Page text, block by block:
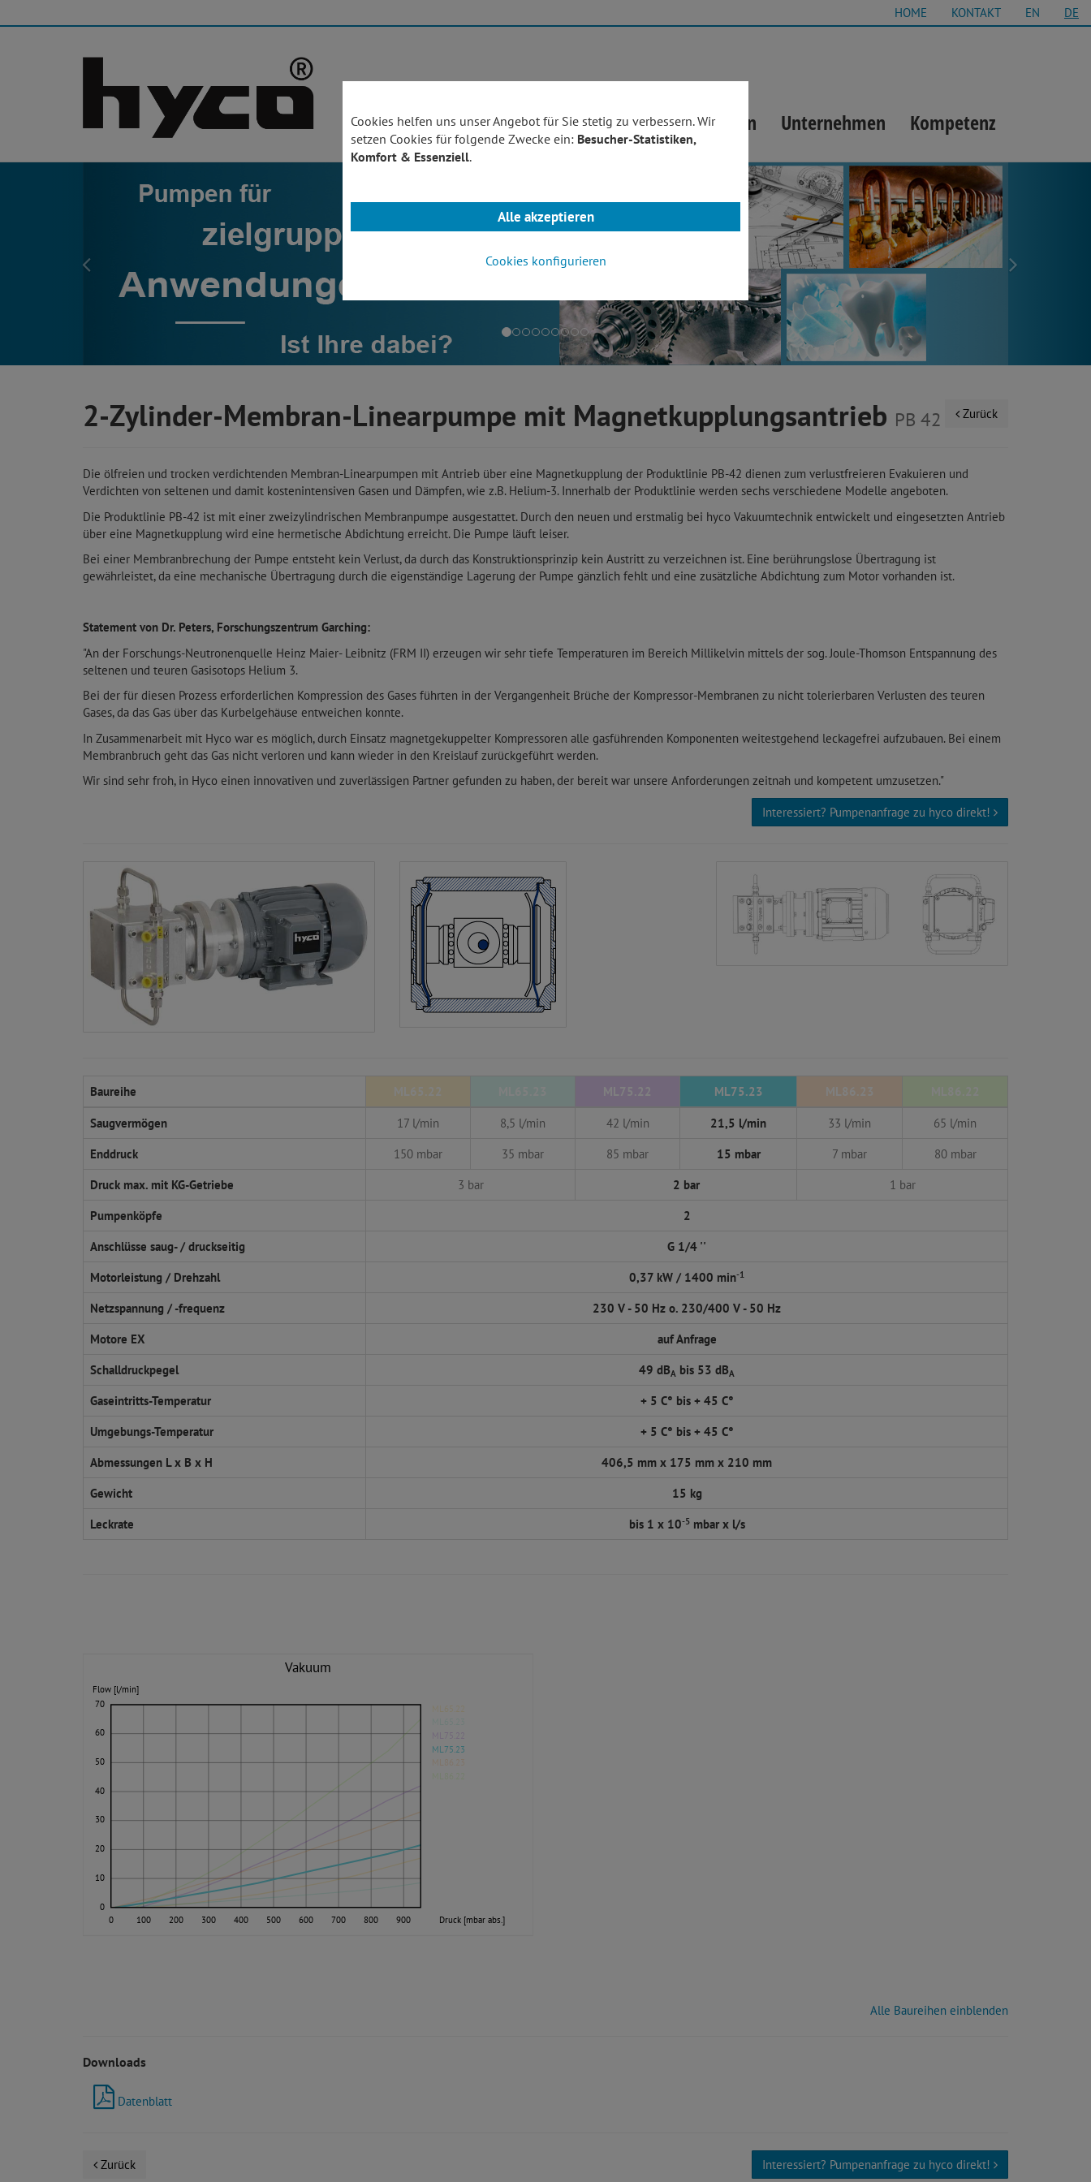
Produktübersicht Technologien Unternehmen Kompetenz
DE
EN
KONTAKT
HOME
Zurück
2-Zylinder-Membran-Linearpumpe mit Magnetkupplungsantrieb PB 42
Die ölfreien und trocken verdichtenden Membran-Linearpumpen mit Antrieb über eine Magnetkupplung der Produktlinie PB-42 dienen zum verlustfreieren Evakuieren und
Verdichten von seltenen und damit kostenintensiven Gasen und Dämpfen, wie z.B. Helium-3. Innerhalb der Produktlinie werden sechs verschiedene Modelle angeboten.
Die Produktlinie PB-42 ist mit einer zweizylindrischen Membranpumpe ausgestattet. Durch den neuen und erstmalig bei hyco Vakuumtechnik entwickelt und eingesetzten Antrieb
über eine Magnetkupplung wird eine hermetische Abdichtung erreicht. Die Pumpe läuft leiser.
Bei einer Membranbrechung der Pumpe entsteht kein Verlust, da durch das Konstruktionsprinzip kein Austritt zu verzeichnen ist. Eine berührungslose Übertragung ist
gewährleistet, da eine mechanische Übertragung durch die eigenständige Lagerung der Pumpe gänzlich fehlt und eine zusätzliche Abdichtung zum Motor vorhanden ist.
Statement von Dr. Peters, Forschungszentrum Garching:
"An der Forschungs-Neutronenquelle Heinz Maier- Leibnitz (FRM II) erzeugen wir sehr tiefe Temperaturen im Bereich Millikelvin mittels der sog. Joule-Thomson Entspannung des
seltenen und teuren Gasisotops Helium 3.
Bei der für diesen Prozess erforderlichen Kompression des Gases führten in der Vergangenheit Brüche der Kompressor-Membranen zu nicht tolerierbaren Verlusten des teuren
Gases, da das Gas über das Kurbelgehäuse entweichen konnte.
In Zusammenarbeit mit Hyco war es möglich, durch Einsatz magnetgekuppelter Kompressoren alle gasführenden Komponenten weitestgehend leckagefrei aufzubauen. Bei einem
Membranbruch geht das Gas nicht verloren und kann wieder in den Kreislauf zurückgeführt werden.
Wir sind sehr froh, in Hyco einen innovativen und zuverlässigen Partner gefunden zu haben, der bereit war unsere Anforderungen zeitnah und kompetent umzusetzen."
Interessiert? Pumpenanfrage zu hyco direkt!
Baureihe ML65.22 ML75.22 ML75.23 ML86.23
Saugvermögen 17 l/min 8,5 l/min 42 l/min 21,5 l/min 33 l/min
65 l/min
Enddruck
150 mbar 35 mbar 85 mbar 15 mbar 7 mbar
80 mbar
Druck max. mit KG-Getriebe
3 bar 2 bar
1 bar
Pumpenköpfe
2
Anschlüsse saug- / druckseitig
G 1/4 ''
Motorleistung / Drehzahl
0,37 kW / 1400 min-1
Netzspannung / -frequenz
230 V - 50 Hz o. 230/400 V - 50 Hz
Motore EX
auf Anfrage
Schalldruckpegel
49 dBA bis 53 dBA
Gaseintritts-Temperatur
+ 5 C° bis + 45 C°
Umgebungs-Temperatur
+ 5 C° bis + 45 C°
Abmessungen L x B x H
406,5 mm x 175 mm x 210 mm
Gewicht
15 kg
Leckrate
bis 1 x 10-5mbar x l/s
Vakuum
Flow [l/min]
Druck [mbar abs.]
0 100 200 300 400 500 600 700 800 900
0
10
20
30
40
50
60
70
ML65.22
ML75.22
ML75.23
ML86.23
Alle Baureihen einblenden
Downloads
Datenblatt
Zurück Interessiert? Pumpenanfrage zu hyco direkt!
Cookies helfen uns unser Angebot für Sie stetig zu verbessern. Wir
setzen Cookies für folgende Zwecke ein: Besucher-Statistiken,
Komfort & Essenziell.
Cookies konfigurieren
Alle akzeptieren